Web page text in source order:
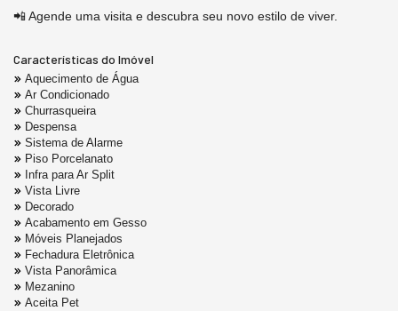
📲 Agende uma visita e descubra seu novo estilo de viver.
Características do Imóvel
Aquecimento de Água
Ar Condicionado
Churrasqueira
Despensa
Sistema de Alarme
Piso Porcelanato
Infra para Ar Split
Vista Livre
Decorado
Acabamento em Gesso
Móveis Planejados
Fechadura Eletrônica
Vista Panorâmica
Mezanino
Aceita Pet